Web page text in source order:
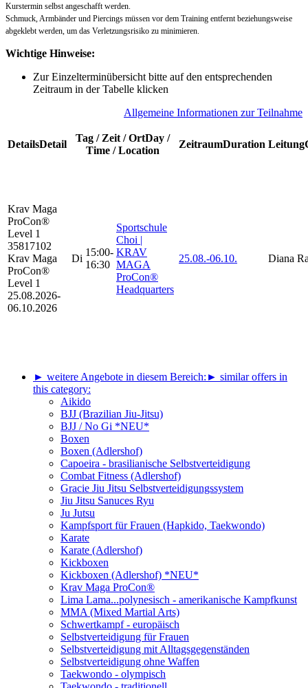
Kurstermin selbst angeschafft werden.
Schmuck, Armbänder und Piercings müssen vor dem Training entfernt beziehungsweise
abgeklebt werden, um das Verletzungsrisiko zu minimieren.
Wichtige Hinweise:
Zur Einzelterminübersicht bitte auf den entsprechenden
Zeitraum in der Tabelle klicken
Allgemeine Informationen zur Teilnahme
DetailsDetail
Tag / Zeit / OrtDay /
Time / Location
ZeitraumDuration Leitung
Krav Maga
ProCon®
Level 1
35817102
Krav Maga
ProCon®
Level 1
25.08.2026-
06.10.2026
Di
15:00-
16:30
Sportschule
Choi |
KRAV
MAGA
ProCon®
Headquarters
25.08.-06.10. Diana
► weitere Angebote in diesem Bereich: ► similar offers in
this category:
Aikido
BJJ (Brazilian Jiu-Jitsu)
BJJ / No Gi *NEU*
Boxen
Boxen (Adlershof)
Capoeira - brasilianische Selbstverteidigung
Combat Fitness (Adlershof)
Gracie Jiu Jitsu Selbstverteidigungssystem
Jiu Jitsu Sanuces Ryu
Ju Jutsu
Kampfsport für Frauen (Hapkido, Taekwondo)
Karate
Karate (Adlershof)
Kickboxen
Kickboxen (Adlershof) *NEU*
Krav Maga ProCon®
Lima Lama...polynesisch - amerikanische Kampfkunst
MMA (Mixed Martial Arts)
Schwertkampf - europäisch
Selbstverteidigung für Frauen
Selbstverteidigung mit Alltagsgegenständen
Selbstverteidigung ohne Waffen
Taekwondo - olympisch